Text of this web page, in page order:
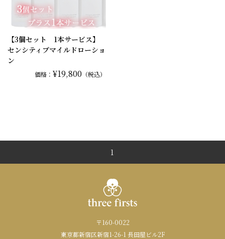
【3個セット 1本サービス】
センシティブマイルドローショ
ン
価格：¥19,800 （税込）
1
〒160-0022
東京都新宿区新宿1-26-1 長田屋ビル2F